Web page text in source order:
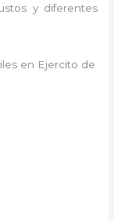
y diferentes
en Ejercito de